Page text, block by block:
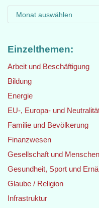
Einzelthemen:
Arbeit und Beschäftigung
Bildung
Energie
EU-, Europa- und
Familie und Bevölkerung
Finanzwesen
Gesellschaft und
Gesundheit, Sport und
Glaube / Religion
Infrastruktur